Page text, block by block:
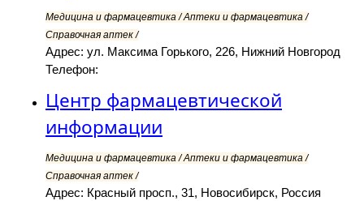
Медицина и фармацевтика / Аптеки и фармацевтика /
Справочная аптек /
Адрес: ул. Максима Горького, 226, Нижний Новгород
Телефон:
Центр фармацевтической
информации
Медицина и фармацевтика / Аптеки и фармацевтика /
Справочная аптек /
Адрес: Красный просп., 31, Новосибирск, Россия